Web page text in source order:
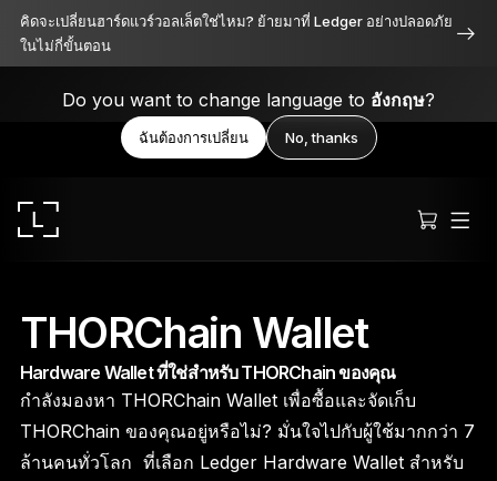
คิดจะเปลี่ยนฮาร์ดแวร์วอลเล็ตใช่ไหม? ย้ายมาที่ Ledger อย่างปลอดภัย
ในไม่กี่ขั้นตอน
Do you want to change language to อังกฤษ?
ฉันต้องการเปลี่ยน No, thanks
Ledger Stax
เหนือระดับทั้งดีไซน์ ฟังก์ชัน และความปลอดภัย
THORChain Wallet
Hardware Wallet ที่ใช่สำหรับ THORChain ของคุณ
กำลังมองหา THORChain Wallet เพื่อซื้อและจัดเก็บ
THORChain ของคุณอยู่หรือไม่? มั่นใจไปกับผู้ใช้มากกว่า 7
ล้านคนทั่วโลก ที่เลือก Ledger Hardware Wallet สำหรับ